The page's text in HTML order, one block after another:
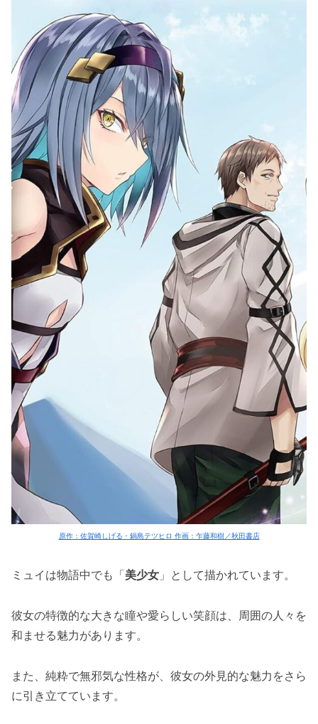
原作：佐賀崎しげる・鍋島テツヒロ 作画：乍藤和樹／秋田書店
ミュイは物語中でも「美少女 」として描かれています。
彼女の特徴的な大きな瞳や愛らしい笑顔は、周囲の人々を
和ませる魅力があります。
また、純粋で無邪気な性格が、彼女の外見的な魅力をさら
に引き立てています。